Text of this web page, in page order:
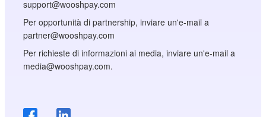
support@wooshpay.com
Per opportunità di partnership, inviare un'e-mail a
partner@wooshpay.com
Per richieste di informazioni ai media, inviare un'e-mail a
media@wooshpay.com.